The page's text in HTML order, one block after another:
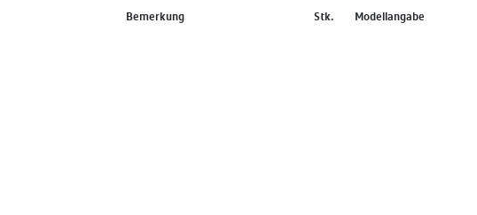
Bemerkung Stk. Modellangabe